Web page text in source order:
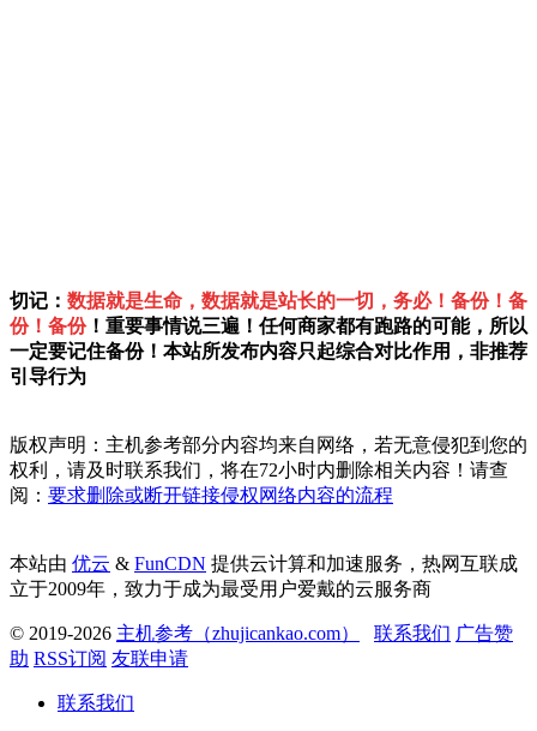
切记： 数据就是生命，数据就是站长的一切，务必！备份！备
份！备份！重要事情说三遍！任何商家都有跑路的可能，所以
一定要记住备份！本站所发布内容只起综合对比作用，非推荐
引导行为
版权声明：主机参考部分内容均来自网络，若无意侵犯到您的
权利，请及时联系我们，将在72小时内删除相关内容！请查
阅： 要求删除或断开链接侵权网络内容的流程
本站由 优云 & FunCDN 提供云计算和加速服务，热网互联成
立于2009年，致力于成为最受用户爱戴的云服务商
© 2019-2026 主机参考（zhujicankao.com） 联系我们 广告赞
助 RSS订阅 友联申请
联系我们